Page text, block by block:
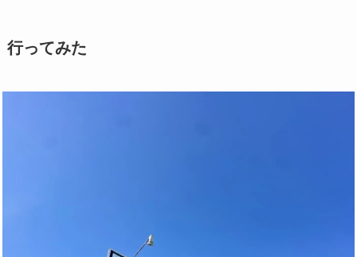
行ってみた